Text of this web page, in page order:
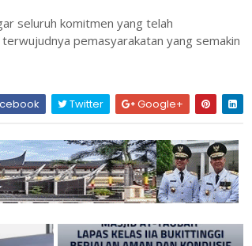
seluruh komitmen yang telah
pemasyarakatan yang semakin
Twitter Google+